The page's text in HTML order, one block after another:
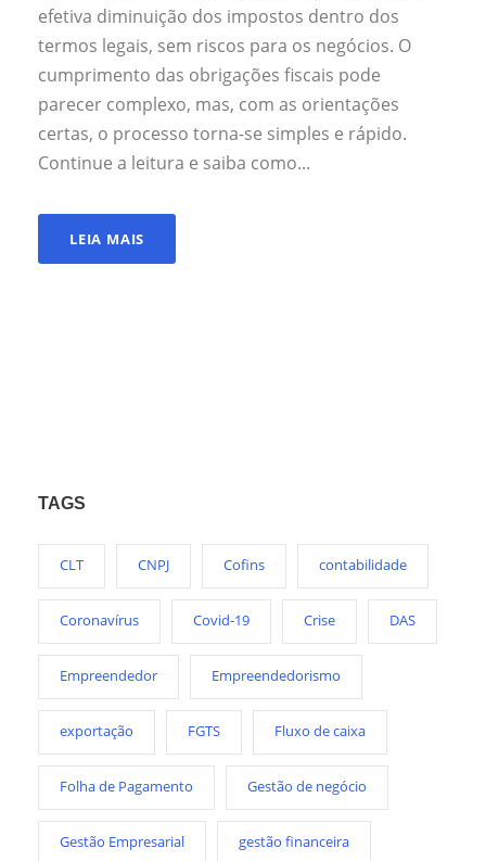
efetiva diminuição dos impostos dentro dos
termos legais, sem riscos para os negócios. O
cumprimento das obrigações fiscais pode
parecer complexo, mas, com as orientações
certas, o processo torna-se simples e rápido.
Continue a leitura e saiba como...
LEIA MAIS
TAGS
CLT CNPJ Cofins contabilidade
Coronavírus Covid-19 Crise DAS
Empreendedor Empreendedorismo
exportação FGTS Fluxo de caixa
Folha de Pagamento Gestão de negócio
Gestão Empresarial gestão financeira